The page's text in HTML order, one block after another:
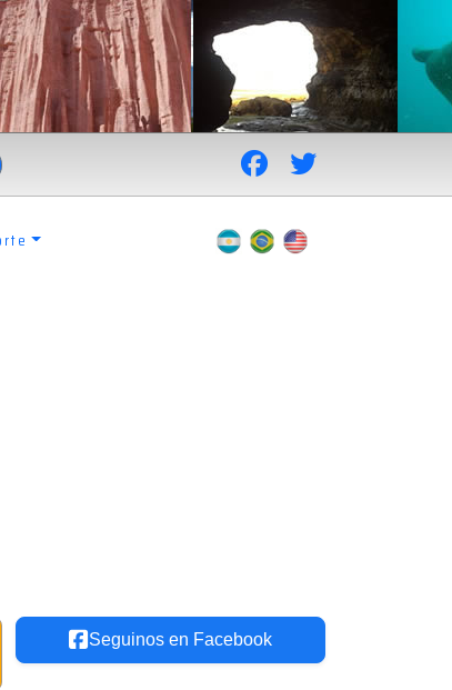
Seguinos en Facebook